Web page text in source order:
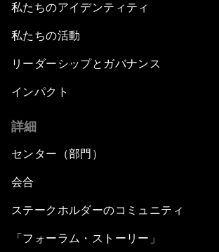
私たちのアイデンティティ
私たちの活動
リーダーシップとガバナンス
インパクト
詳細
センター（部門）
会合
ステークホルダーのコミュニティ
「フォーラム・ストーリー」